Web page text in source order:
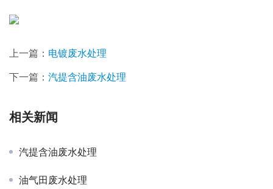
上一篇： 电镀废水处理
下一篇： 汽提含油废水处理
相关新闻
汽提含油废水处理
油气田废水处理